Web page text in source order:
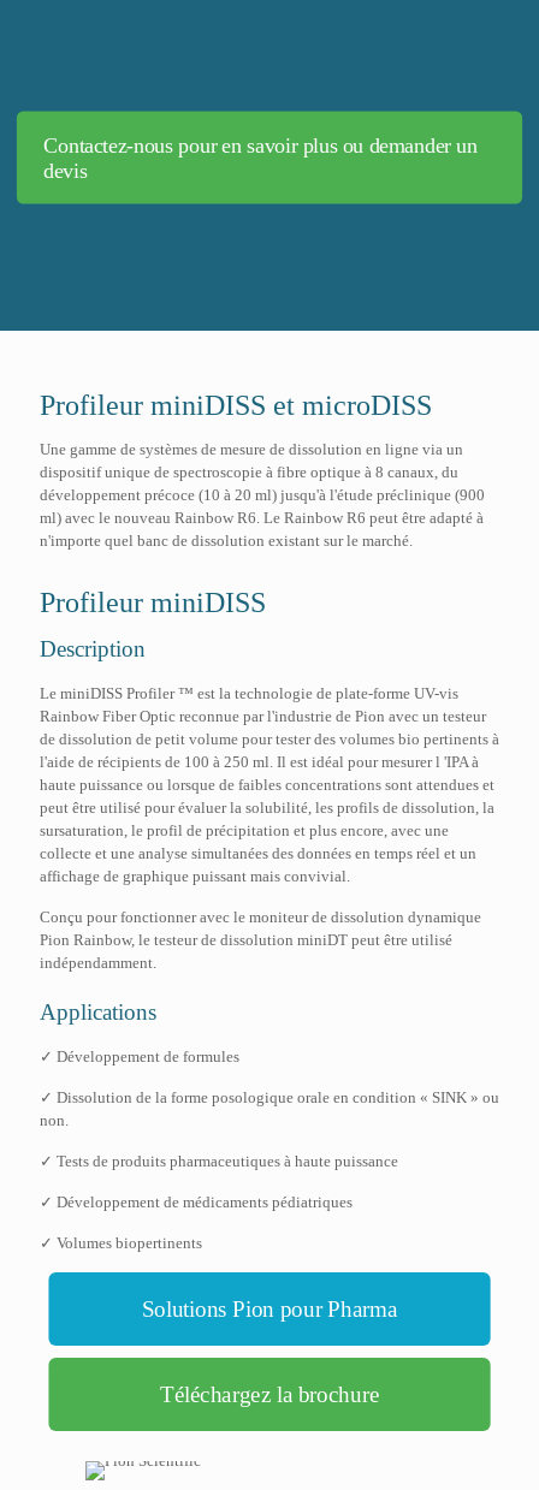
Contactez-nous pour en savoir plus ou demander un
devis
Profileur miniDISS et microDISS
Une gamme de systèmes de mesure de dissolution en ligne via un
dispositif unique de spectroscopie à fibre optique à 8 canaux, du
développement précoce (10 à 20 ml) jusqu'à l'étude préclinique (900
ml) avec le nouveau Rainbow R6. Le Rainbow R6 peut être adapté à
n'importe quel banc de dissolution existant sur le marché.
Profileur miniDISS
Description
Le miniDISS Profiler ™ est la technologie de plate-forme UV-vis
Rainbow Fiber Optic reconnue par l'industrie de Pion avec un testeur
de dissolution de petit volume pour tester des volumes bio pertinents à
l'aide de récipients de 100 à 250 ml. Il est idéal pour mesurer l 'IPA à
haute puissance ou lorsque de faibles concentrations sont attendues et
peut être utilisé pour évaluer la solubilité, les profils de dissolution, la
sursaturation, le profil de précipitation et plus encore, avec une
collecte et une analyse simultanées des données en temps réel et un
affichage de graphique puissant mais convivial.
Conçu pour fonctionner avec le moniteur de dissolution dynamique
Pion Rainbow, le testeur de dissolution miniDT peut être utilisé
indépendamment.
Applications
✓ Développement de formules
✓ Dissolution de la forme posologique orale en condition « SINK » ou
non.
✓ Tests de produits pharmaceutiques à haute puissance
✓ Développement de médicaments pédiatriques
✓ Volumes biopertinents
Solutions Pion pour Pharma
Téléchargez la brochure